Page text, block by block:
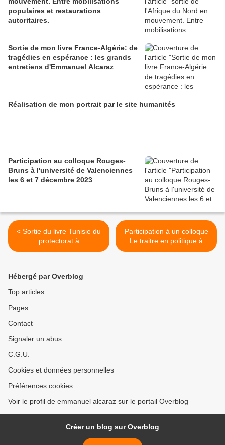
populaires et restaurations
autoritaires.
Sortie de mon livre France-Algérie: de
tragédies en espérance : les grands
entretiens d'Emmanuel Alcaraz
Réalisation de mon portrait par le site humanités
Participation au colloque Rouges-
Bruns à l'université de Valenciennes
les 6 et 7 décembre 2023
< Sortie du livre Tunisie du
protectorat à
l'indépendance, Histoire et
Participation à un colloque
Le traitre en politique à
l'université de Cergy-
Hébergé par Overblog
Top articles
Pages
Contact
Signaler un abus
C.G.U.
Cookies et données personnelles
Préférences cookies
Voir le profil de emmanuel alcaraz sur le portail Overblog
Créer un blog sur Overblog